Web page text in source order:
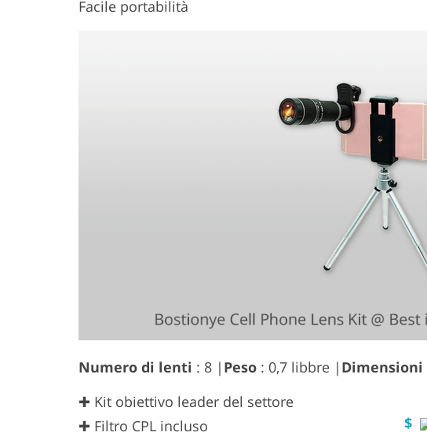
Facile portabilità
Numero di lenti : 8 | Peso : 0,7 libbre | Dimensioni
✚ Kit obiettivo leader del settore
✚ Filtro CPL incluso
$